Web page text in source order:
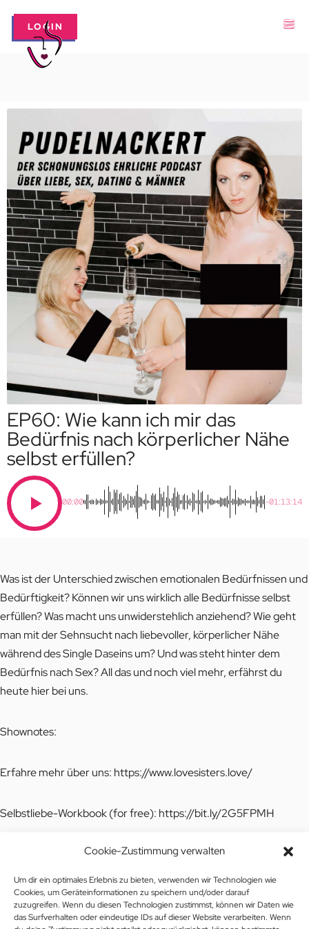
Cookie-Zustimmung verwalten
Um dir ein optimales Erlebnis zu bieten, verwenden wir Technologien wie
Cookies, um Geräteinformationen zu speichern und/oder darauf
zuzugreifen. Wenn du diesen Technologien zustimmst, können wir Daten wie
das Surfverhalten oder eindeutige IDs auf dieser Website verarbeiten. Wenn
LOGIN
EP60: Wie kann ich mir das
Bedürfnis nach körperlicher Nähe
selbst erfüllen?
00:00 -01:13:14
Was ist der Unterschied zwischen emotionalen Bedürfnissen und
Bedürftigkeit? Können wir uns wirklich alle Bedürfnisse selbst
erfüllen? Was macht uns unwiderstehlich anziehend? Wie geht
man mit der Sehnsucht nach liebevoller, körperlicher Nähe
während des Single Daseins um? Und was steht hinter dem
Bedürfnis nach Sex? All das und noch viel mehr, erfährst du
heute hier bei uns.
Shownotes:
Erfahre mehr über uns: https://www.lovesisters.love/
Selbstliebe-Workbook (for free): https://bit.ly/2G5FPMH
Workbook „Ungesunde Beziehungsmuster verstehen und
Workbook „Was kann ich tun, wenn er sich nicht mehr meldet“: